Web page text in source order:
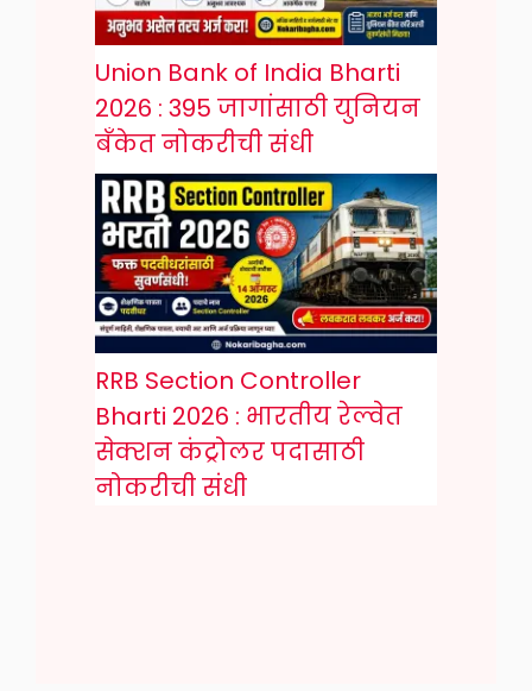
Union Bank of India Bharti
2026 : 395 जागांसाठी युनियन
बँकेत नोकरीची संधी
RRB Section Controller
Bharti 2026 : भारतीय रेल्वेत
सेक्शन कंट्रोलर पदासाठी
नोकरीची संधी